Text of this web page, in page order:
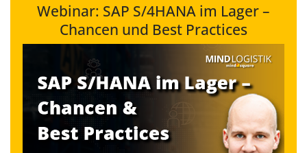
Webinar: SAP S/4HANA im Lager –
Chancen und Best Practices